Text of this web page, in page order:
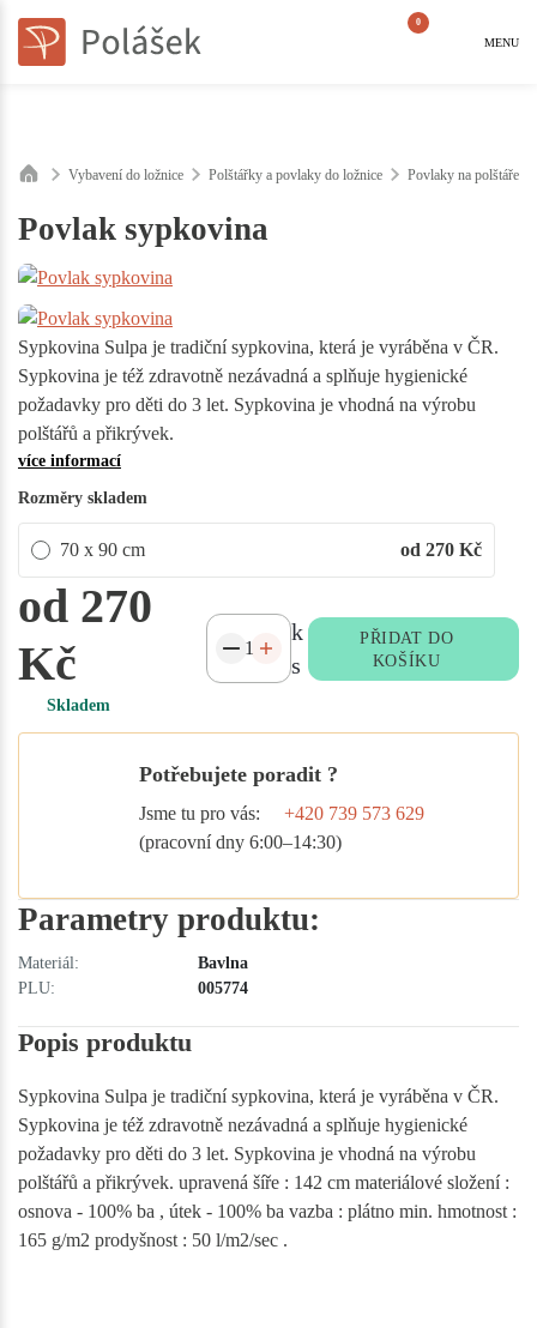
0
MENU
Vybavení do ložnice Polštářky a povlaky do ložnice Povlaky na polštáře
Povlak sypkovina
Sypkovina Sulpa je tradiční sypkovina, která je vyráběna v ČR.
Sypkovina je též zdravotně nezávadná a splňuje hygienické
požadavky pro děti do 3 let. Sypkovina je vhodná na výrobu
polštářů a přikrývek.
více informací
Rozměry skladem
70 x 90 cm od 270 Kč
od 270
Kč
Skladem
k
s
PŘIDAT DO
KOŠÍKU
Potřebujete poradit ?
Jsme tu pro vás:
+420 739 573 629
(pracovní dny 6:00–14:30)
Parametry produktu:
Materiál:
Bavlna
PLU:
005774
Popis produktu
Sypkovina Sulpa je tradiční sypkovina, která je vyráběna v ČR.
Sypkovina je též zdravotně nezávadná a splňuje hygienické
požadavky pro děti do 3 let. Sypkovina je vhodná na výrobu
polštářů a přikrývek. upravená šíře : 142 cm materiálové složení :
osnova - 100% ba , útek - 100% ba vazba : plátno min. hmotnost :
165 g/m2 prodyšnost : 50 l/m2/sec .